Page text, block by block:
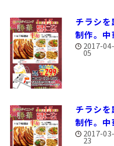
チラシ
制作。中
2017-04-
05
チラシ
制作。中
2017-03-
23